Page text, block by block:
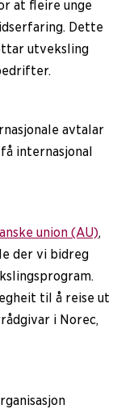
at fleire unge
Dette
utveksling
avtalar
internasjonal
union (AU),
der vi bidreg
til å reise ut
i Norec,